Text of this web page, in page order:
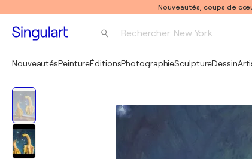
Nouveautés, coups de
Rechercher New York
Pablo Picasso
NouveautésPeintureÉditionsPhotographieSculptureDessin